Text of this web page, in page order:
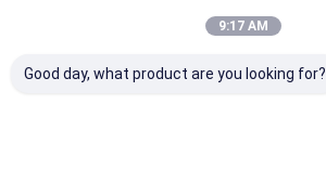
9:17 AM
Good day, what product are you looking for?